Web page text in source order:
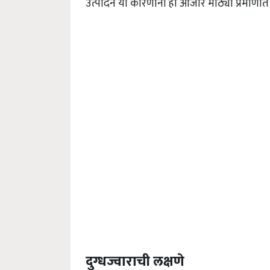
दुग्धज्वाराची लक्षणे